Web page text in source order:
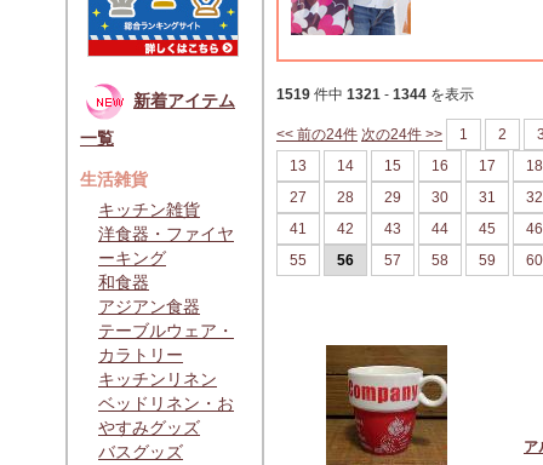
新着アイテム
一覧
生活雑貨
キッチン雑貨
洋食器・ファイヤ
ーキング
和食器
アジアン食器
テーブルウェア・
カラトリー
キッチンリネン
ベッドリネン・お
やすみグッズ
バスグッズ
1519 件中 1321 - 1344 を表示
<< 前の24件 次の24件 >> 1 2
13
14 15 16 17
18
27
28 29 30 31
32
41
42 43 44 45
46
55
56 57 58 59 60
ア